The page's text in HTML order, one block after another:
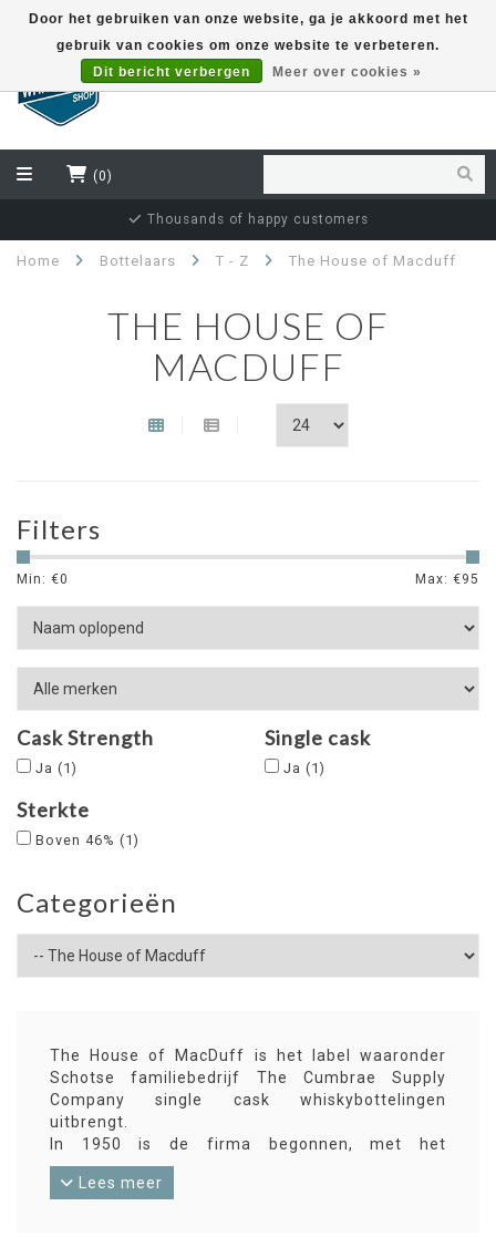
(0)
Thousands of happy customers
Home Bottelaars T - Z The House of Macduff
THE HOUSE OF
MACDUFF
Filters
Min: €0 Max: €95
Cask Strength
Ja (1)
Single cask
Ja (1)
Sterkte
Boven 46% (1)
Categorieën
The House of MacDuff is het label waaronder
Schotse familiebedrijf The Cumbrae Supply
Company single cask whiskybottelingen
uitbrengt.
In 1950 is de firma begonnen, met het
uitbrengen van ‘De Kleinste Whiskyfles ter
Wereld’, maar inmiddels pakken ze het groter
Lees meer
Door het gebruiken van onze website, ga je akkoord met het
gebruik van cookies om onze website te verbeteren.
Dit bericht verbergen
Meer over cookies »